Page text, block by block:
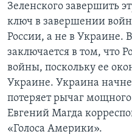
Зеленского завершить
ключ в завершении
России, а не в Украине.
заключается в том, что
войны, поскольку ее
Украине. Украина
потеряет рычаг мощного
Евгений Магда
«Голоса Америки».